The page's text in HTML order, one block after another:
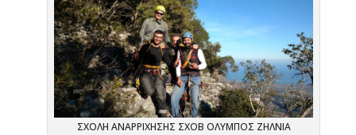
ΣΧΟΛΗ ΑΝΑΡΡΙΧΗΣΗΣ ΣΧΟΒ ΟΛΥΜΠΟΣ ΖΗΛΝΙΑ